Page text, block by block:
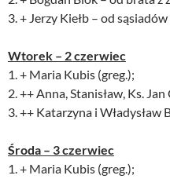
3. + Jerzy Kiełb – od
Wtorek – 2 czerwiec
1. + Maria Kubis (greg.);
2. ++ Anna, Stanisław, Ks.
3. ++ Katarzyna i Władysław
Środa – 3 czerwiec
1. + Maria Kubis (greg.);